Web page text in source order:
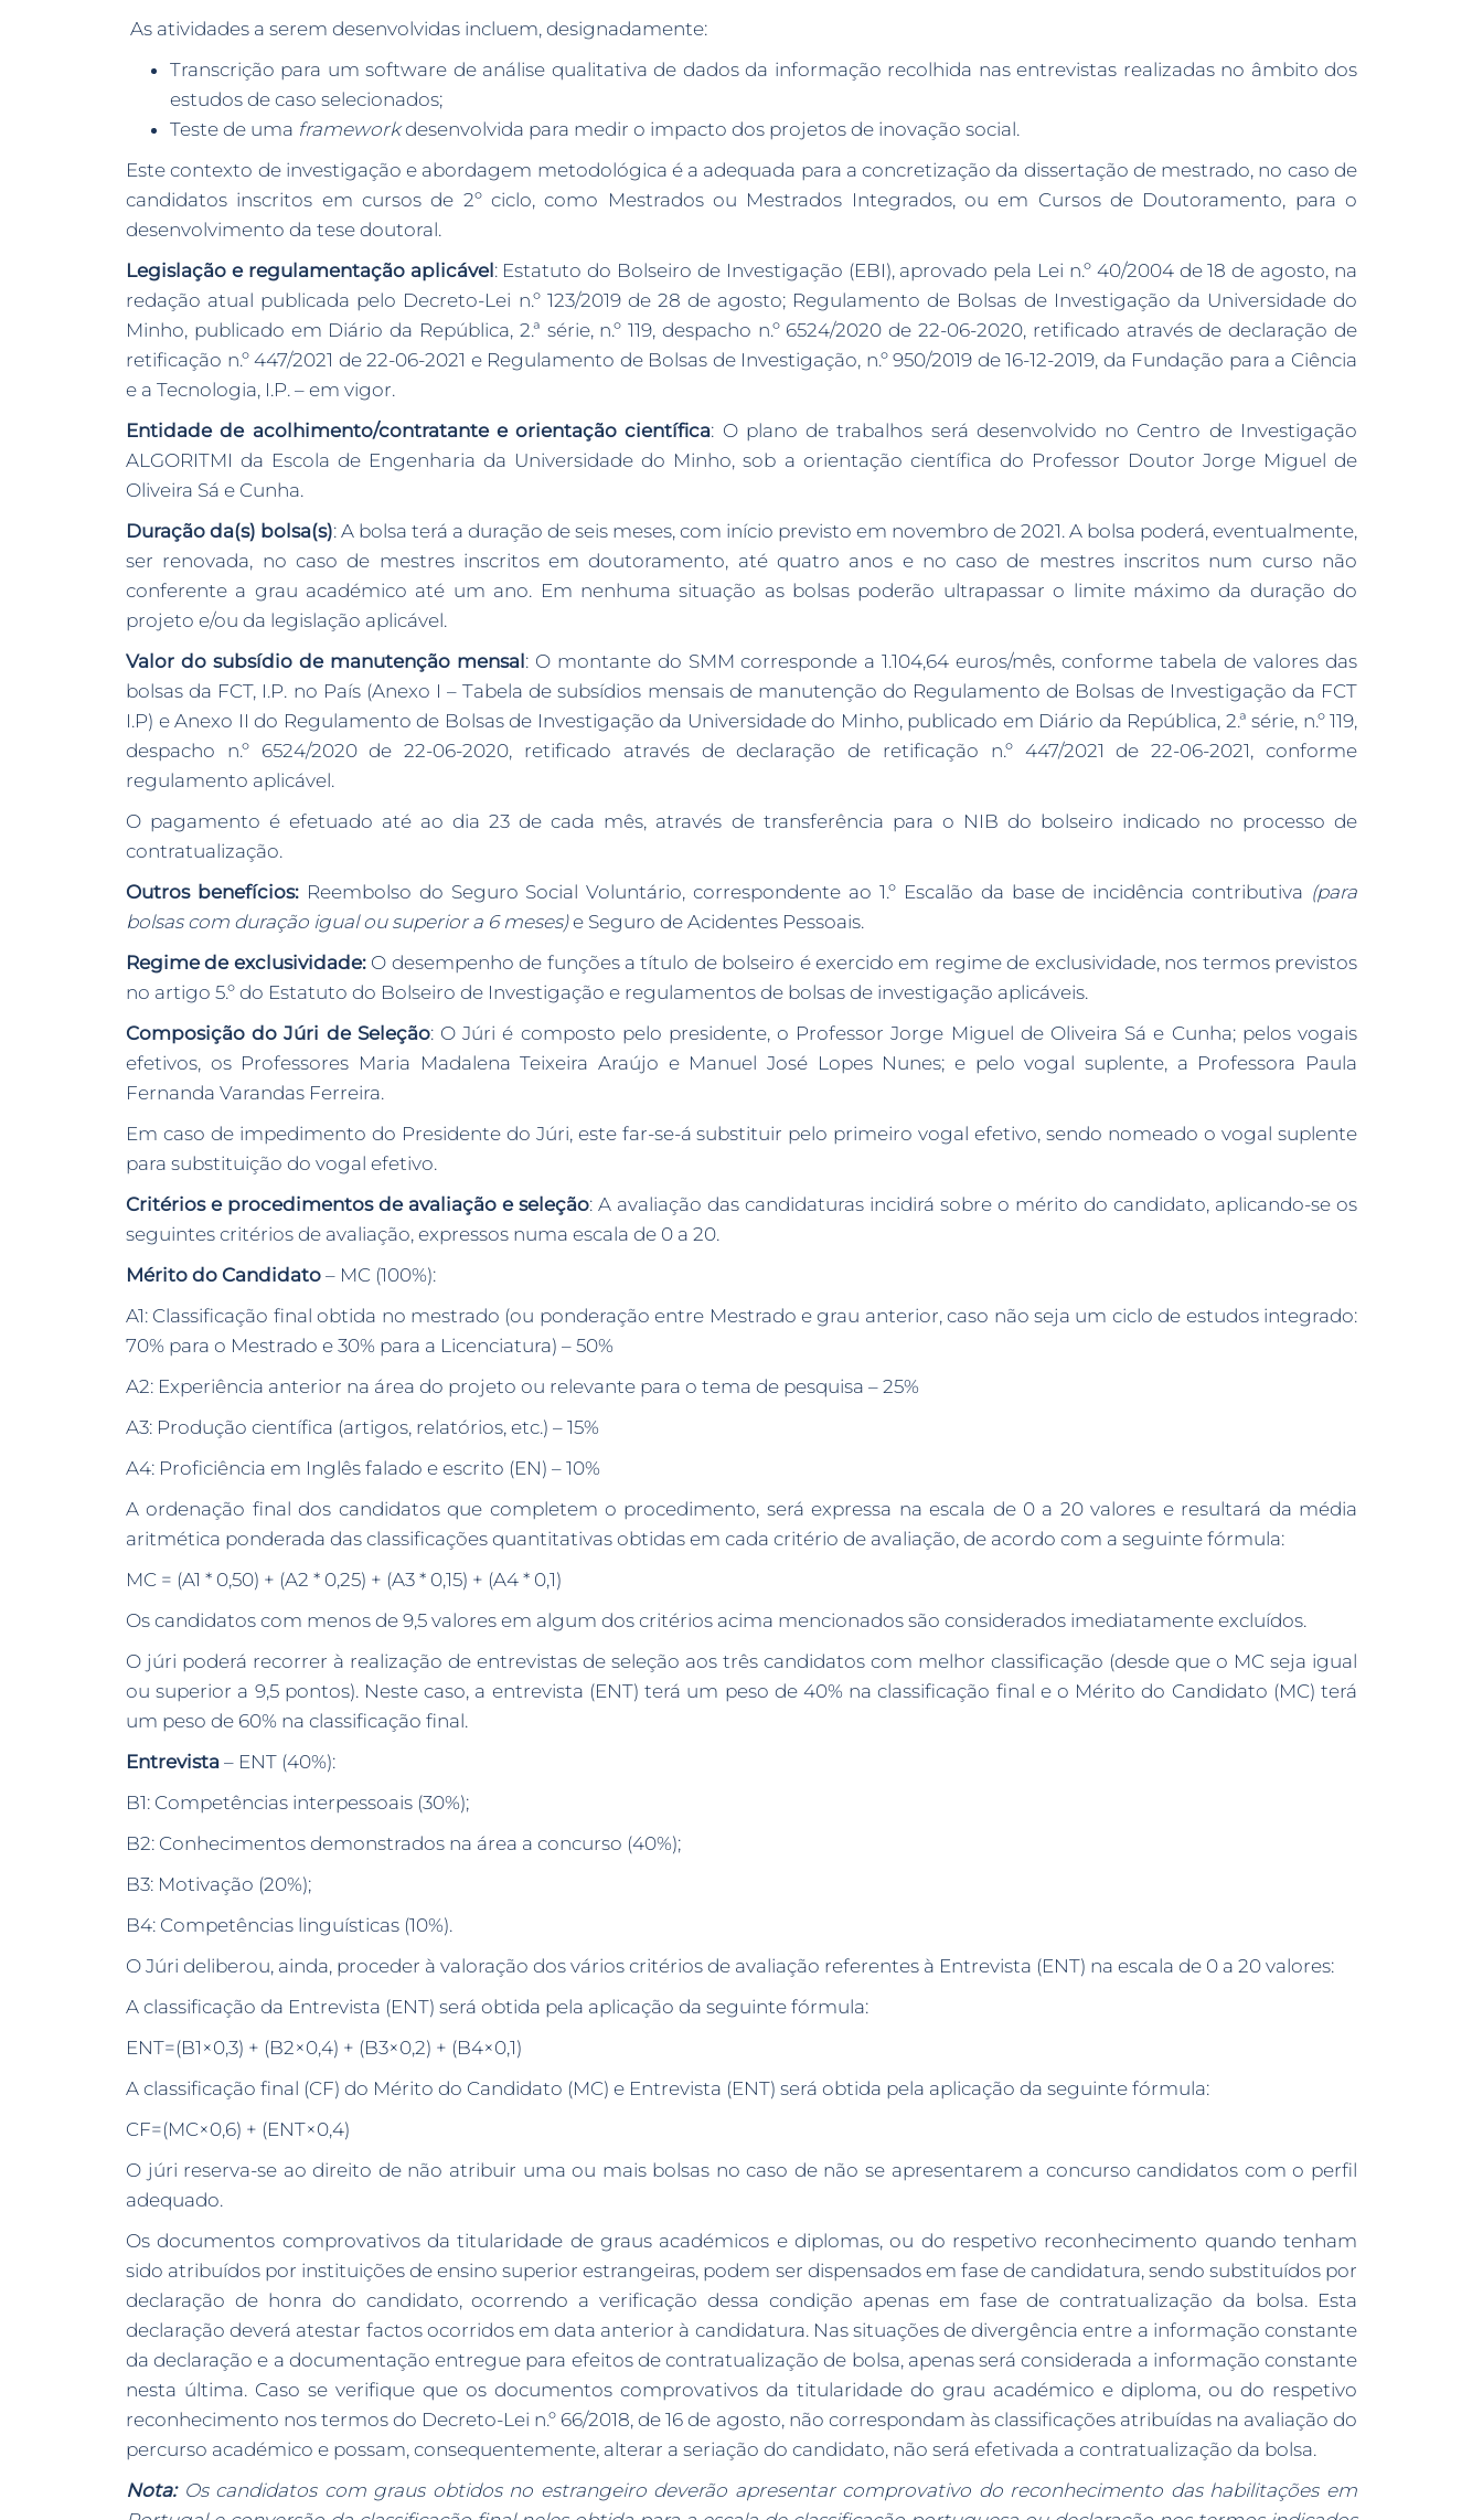
As atividades a serem desenvolvidas incluem, designadamente:
Transcrição para um software de análise qualitativa de dados da informação recolhida nas entrevistas realizadas no âmbito dos
estudos de caso selecionados;
Teste de uma frameworkdesenvolvida para medir o impacto dos projetos de inovação social.
Este contexto de investigação e abordagem metodológica é a adequada para a concretização da dissertação de mestrado, no caso de
candidatos inscritos em cursos de 2º ciclo, como Mestrados ou Mestrados Integrados, ou em Cursos de Doutoramento, para o
desenvolvimento da tese doutoral.
Legislação e regulamentação aplicável : Estatuto do Bolseiro de Investigação (EBI), aprovado pela Lei n.º 40/2004 de 18 de agosto, na
redação atual publicada pelo Decreto-Lei n.º 123/2019 de 28 de agosto; Regulamento de Bolsas de Investigação da Universidade do
Minho, publicado em Diário da República, 2.ª série, n.º 119, despacho n.º 6524/2020 de 22-06-2020, retificado através de declaração de
retificação n.º 447/2021 de 22-06-2021 e Regulamento de Bolsas de Investigação, n.º 950/2019 de 16-12-2019, da Fundação para a Ciência
e a Tecnologia, I.P. – em vigor.
Entidade de acolhimento/contratante e orientação científica: O plano de trabalhos será desenvolvido no Centro de Investigação
ALGORITMI da Escola de Engenharia da Universidade do Minho, sob a orientação científica do Professor Doutor Jorge Miguel de
Oliveira Sá e Cunha.
Duração da(s) bolsa(s): A bolsa terá a duração de seis meses, com início previsto em novembro de 2021. A bolsa poderá, eventualmente,
ser renovada, no caso de mestres inscritos em doutoramento, até quatro anos e no caso de mestres inscritos num curso não
conferente a grau académico até um ano. Em nenhuma situação as bolsas poderão ultrapassar o limite máximo da duração do
projeto e/ou da legislação aplicável.
Valor do subsídio de manutenção mensal : O montante do SMM corresponde a 1.104,64 euros/mês, conforme tabela de valores das
bolsas da FCT, I.P. no País (Anexo I – Tabela de subsídios mensais de manutenção do Regulamento de Bolsas de Investigação da FCT
I.P) e Anexo II do Regulamento de Bolsas de Investigação da Universidade do Minho, publicado em Diário da República, 2.ª série, n.º 119,
despacho n.º 6524/2020 de 22-06-2020, retificado através de declaração de retificação n.º 447/2021 de 22-06-2021, conforme
regulamento aplicável.
O pagamento é efetuado até ao dia 23 de cada mês, através de transferência para o NIB do bolseiro indicado no processo de
contratualização.
Outros benefícios:Reembolso do Seguro Social Voluntário, correspondente ao 1.º Escalão da base de incidência contributiva (para
bolsas com duração igual ou superior a 6 meses)e Seguro de Acidentes Pessoais.
Regime de exclusividade: O desempenho de funções a título de bolseiro é exercido em regime de exclusividade, nos termos previstos
no artigo 5.º do Estatuto do Bolseiro de Investigação e regulamentos de bolsas de investigação aplicáveis.
Composição do Júri de Seleção: O Júri é composto pelo presidente, o Professor Jorge Miguel de Oliveira Sá e Cunha; pelos vogais
efetivos, os Professores Maria Madalena Teixeira Araújo e Manuel José Lopes Nunes; e pelo vogal suplente, a Professora Paula
Fernanda Varandas Ferreira.
Em caso de impedimento do Presidente do Júri, este far-se-á substituir pelo primeiro vogal efetivo, sendo nomeado o vogal suplente
para substituição do vogal efetivo.
Critérios e procedimentos de avaliação e seleção: A avaliação das candidaturas incidirá sobre o mérito do candidato, aplicando-se os
seguintes critérios de avaliação, expressos numa escala de 0 a 20.
Mérito do Candidato – MC (100%):
A1: Classificação final obtida no mestrado (ou ponderação entre Mestrado e grau anterior, caso não seja um ciclo de estudos integrado:
70% para o Mestrado e 30% para a Licenciatura) – 50%
A2: Experiência anterior na área do projeto ou relevante para o tema de pesquisa – 25%
A3: Produção científica (artigos, relatórios, etc.) – 15%
A4: Proficiência em Inglês falado e escrito (EN) – 10%
A ordenação final dos candidatos que completem o procedimento, será expressa na escala de 0 a 20 valores e resultará da média
aritmética ponderada das classificações quantitativas obtidas em cada critério de avaliação, de acordo com a seguinte fórmula:
MC = (A1 * 0,50) + (A2 * 0,25) + (A3 * 0,15) + (A4 * 0,1)
Os candidatos com menos de 9,5 valores em algum dos critérios acima mencionados são considerados imediatamente excluídos.
O júri poderá recorrer à realização de entrevistas de seleção aos três candidatos com melhor classificação (desde que o MC seja igual
ou superior a 9,5 pontos). Neste caso, a entrevista (ENT) terá um peso de 40% na classificação final e o Mérito do Candidato (MC) terá
um peso de 60% na classificação final.
Entrevista – ENT (40%):
B1: Competências interpessoais (30%);
B2: Conhecimentos demonstrados na área a concurso (40%);
B3: Motivação (20%);
B4: Competências linguísticas (10%).
O Júri deliberou, ainda, proceder à valoração dos vários critérios de avaliação referentes à Entrevista (ENT) na escala de 0 a 20 valores:
A classificação da Entrevista (ENT) será obtida pela aplicação da seguinte fórmula:
ENT=(B1×0,3) + (B2×0,4) + (B3×0,2) + (B4×0,1)
A classificação final (CF) do Mérito do Candidato (MC) e Entrevista (ENT) será obtida pela aplicação da seguinte fórmula:
CF=(MC×0,6) + (ENT×0,4)
O júri reserva-se ao direito de não atribuir uma ou mais bolsas no caso de não se apresentarem a concurso candidatos com o perfil
adequado.
Os documentos comprovativos da titularidade de graus académicos e diplomas, ou do respetivo reconhecimento quando tenham
sido atribuídos por instituições de ensino superior estrangeiras, podem ser dispensados em fase de candidatura, sendo substituídos por
declaração de honra do candidato, ocorrendo a verificação dessa condição apenas em fase de contratualização da bolsa. Esta
declaração deverá atestar factos ocorridos em data anterior à candidatura. Nas situações de divergência entre a informação constante
da declaração e a documentação entregue para efeitos de contratualização de bolsa, apenas será considerada a informação constante
nesta última. Caso se verifique que os documentos comprovativos da titularidade do grau académico e diploma, ou do respetivo
reconhecimento nos termos do Decreto-Lei n.º 66/2018, de 16 de agosto, não correspondam às classificações atribuídas na avaliação do
percurso académico e possam, consequentemente, alterar a seriação do candidato, não será efetivada a contratualização da bolsa.
Nota:Os candidatos com graus obtidos no estrangeiro deverão apresentar comprovativo do reconhecimento das habilitações em